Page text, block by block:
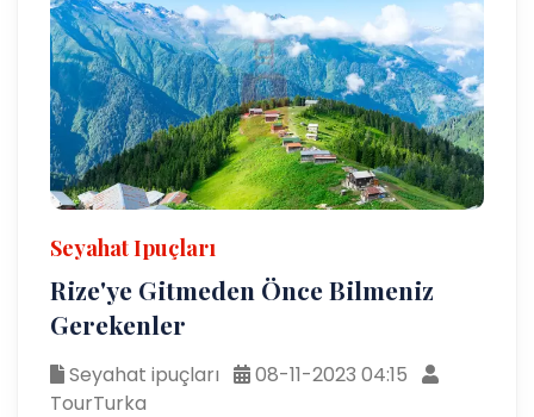
Seyahat Ipuçları
Rize'ye Gitmeden Önce Bilmeniz
Gerekenler
Seyahat ipuçları
08-11-2023 04:15
TourTurka